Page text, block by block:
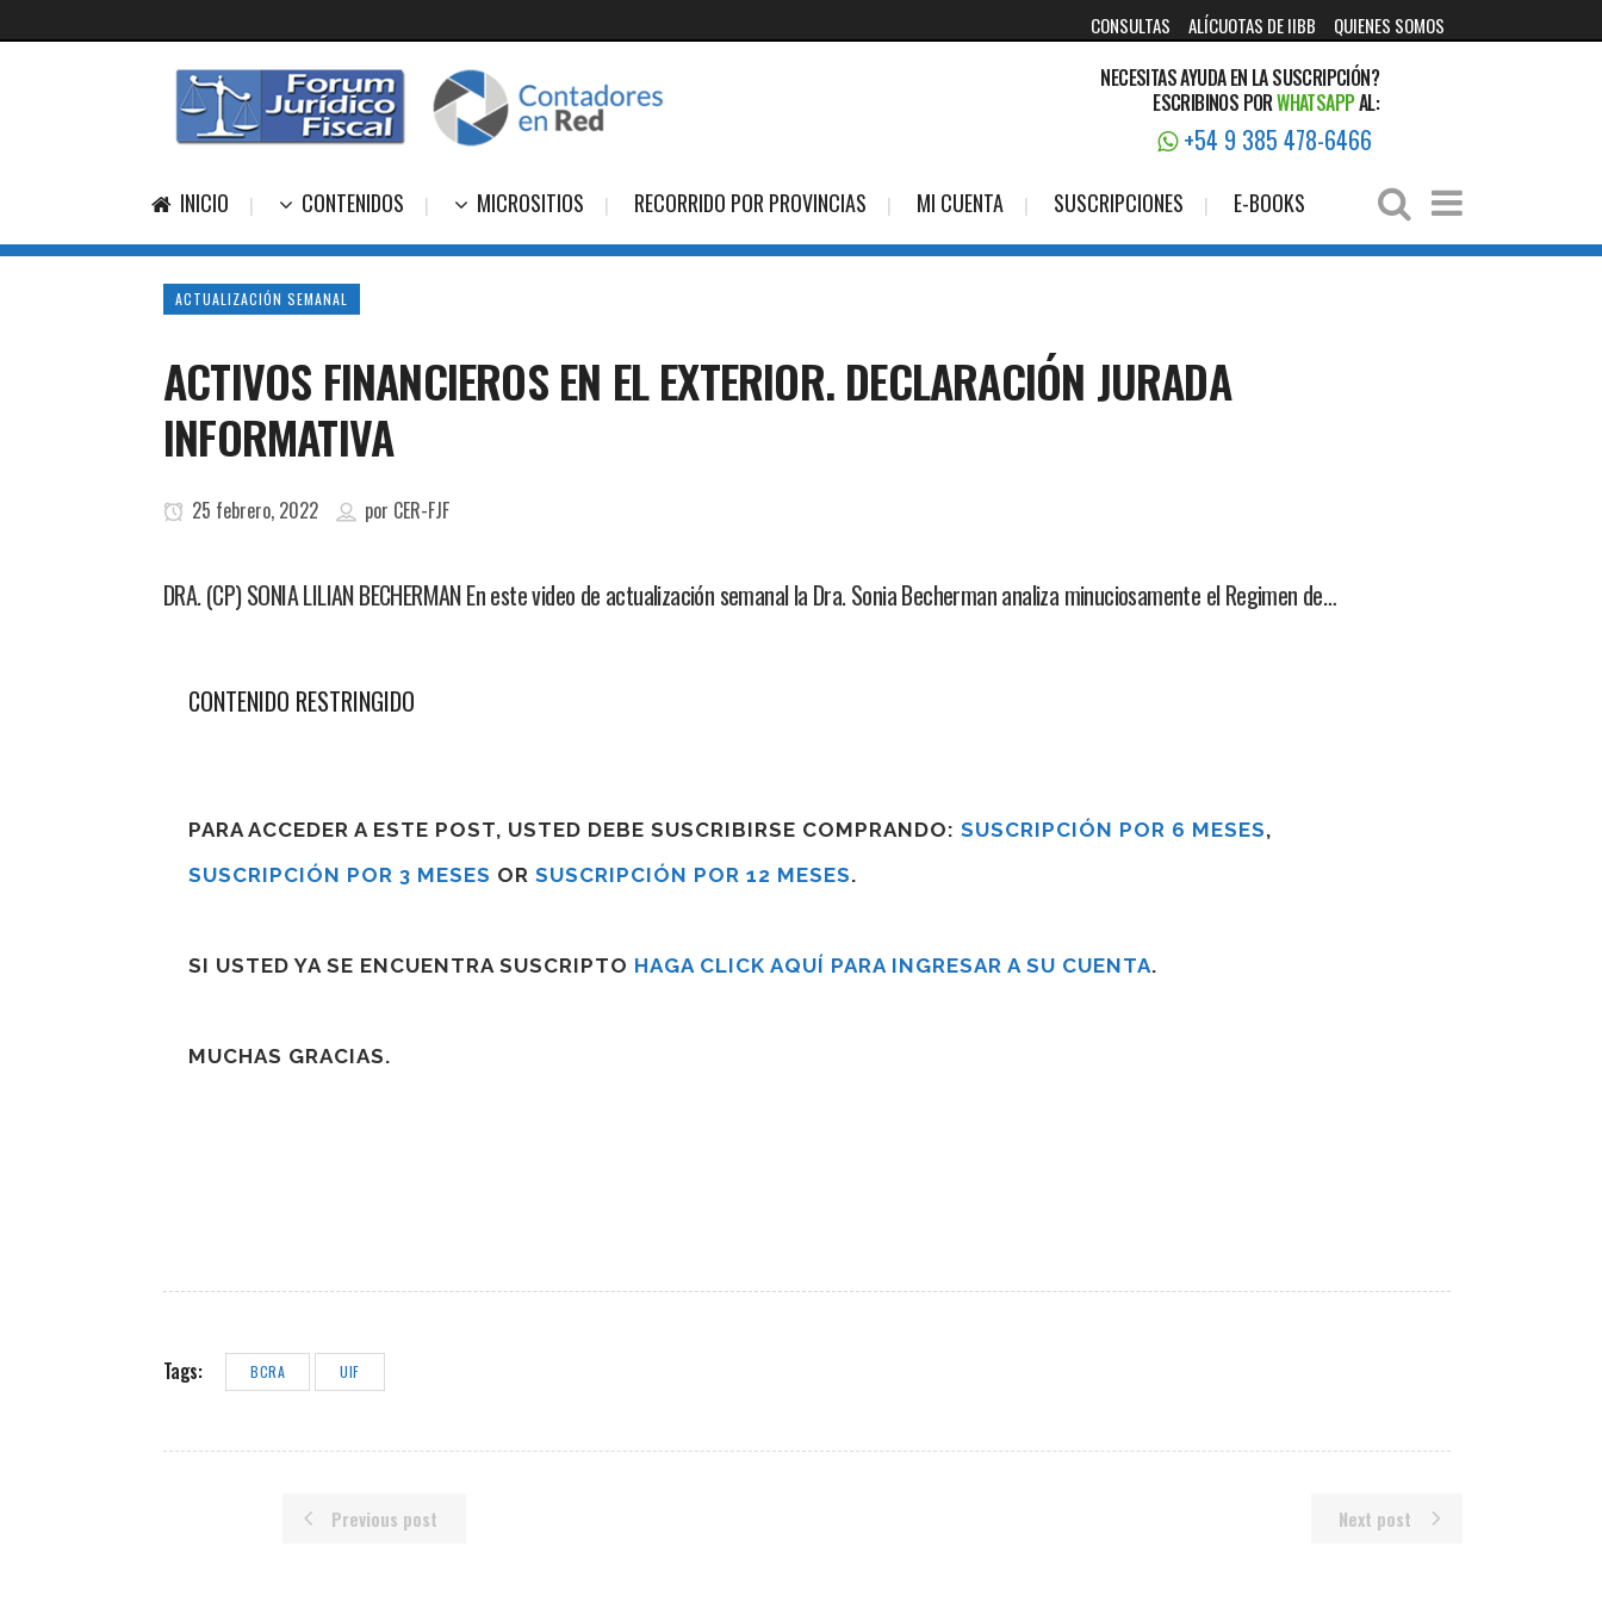
CONSULTAS ALÍCUOTAS DE IIBB QUIENES SOMOS
NECESITAS AYUDA EN LA SUSCRIPCIÓN?
ESCRIBINOS PORWHATSAPPAL:
+54 9 385 478-6466
INICIO CONTENIDOS MICROSITIOS RECORRIDO POR PROVINCIAS MI CUENTA SUSCRIPCIONES E-BOOKS
ACTUALIZACIÓN SEMANAL
ACTIVOS FINANCIEROS EN EL EXTERIOR. DECLARACIÓN JURADA
INFORMATIVA
25 febrero, 2022 por CER-FJF
DRA. (CP) SONIA LILIAN BECHERMAN En este video de actualización semanal la Dra. Sonia Becherman analiza minuciosamente el Regimen de…
CONTENIDO RESTRINGIDO
PARA ACCEDER A ESTE POST, USTED DEBE SUSCRIBIRSE COMPRANDO: SUSCRIPCIÓN POR 6 MESES,
SUSCRIPCIÓN POR 3 MESES OR SUSCRIPCIÓN POR 12 MESES.
SI USTED YA SE ENCUENTRA SUSCRIPTO HAGA CLICK AQUÍ PARA INGRESAR A SU CUENTA.
MUCHAS GRACIAS.
Tags: BCRA UIF
Previous post Next post